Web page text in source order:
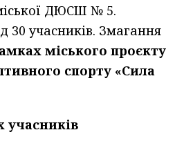
ДЮСШ № 5.
30 учасників. Змагання
міського проєкту
спорту «Сила
учасників